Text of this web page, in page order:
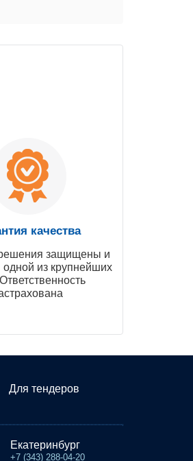
качества
защищены и
из крупнейших
Для тендеров
Екатеринбург
+7 (343) 288-04-20